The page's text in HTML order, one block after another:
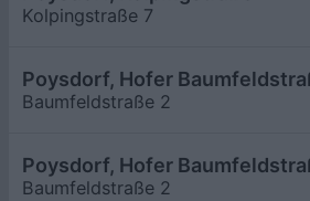
Kolpingstraße 7
Poysdorf, Hofer
Baumfeldstraße 2
Poysdorf, Hofer
Baumfeldstraße 2